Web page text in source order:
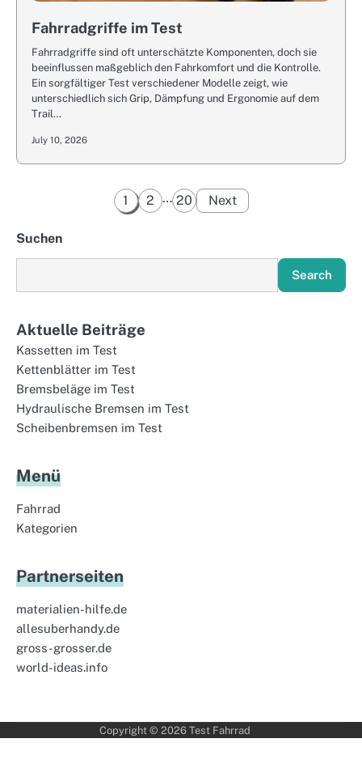
Fahrradgriffe im Test
Fahrradgriffe sind oft unterschätzte Komponenten, doch sie
beeinflussen maßgeblich den Fahrkomfort und die Kontrolle.
Ein sorgfältiger Test verschiedener Modelle zeigt, wie
unterschiedlich sich Grip, Dämpfung und Ergonomie auf dem
Trail…
July 10, 2026
Posts
1 2 … 20 Next
Suchen
Search
Aktuelle Beiträge
Kassetten im Test
Kettenblätter im Test
Bremsbeläge im Test
Hydraulische Bremsen im Test
Scheibenbremsen im Test
Menü
Fahrrad
Kategorien
Partnerseiten
materialien-hilfe.de
allesuberhandy.de
gross-grosser.de
world-ideas.info
Copyright © 2026 Test Fahrrad